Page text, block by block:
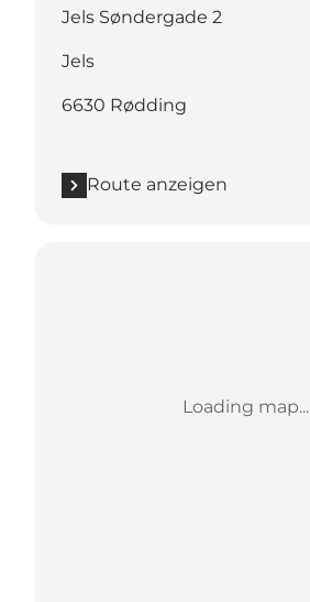
Jels Søndergade 2
Jels
6630 Rødding
Route anzeigen
Loading map...